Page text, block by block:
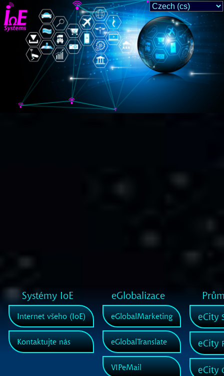
Systémy IoE eGlobalizace
Internet všeho (IoE)
Kontaktujte nás
eGlobalMarketing
eGlobalTranslate
VIPeMail
eCity
eCity
eCity